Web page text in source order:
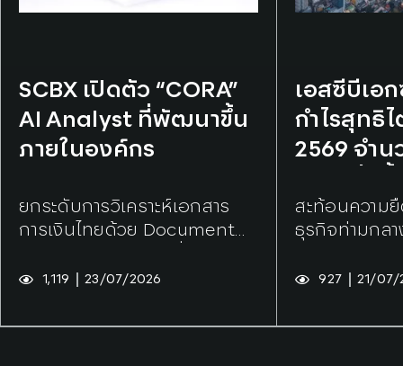
SCBX เปิดตัว “CORA”
AI Analyst ที่พัฒนาขึ้น
ภายในองค์กร
ยกระดับการวิเคราะห์เอกสาร
การเงินไทยด้วย Document
บัตรเทคโนโลยีหลัก
1,119 23/07/2026
เอสซีบีเอ
กำไรสุทธิ
2569 จำน
จากไตรม
สะท้อนความ
ธุรกิจท่ามกล
927 21/07/